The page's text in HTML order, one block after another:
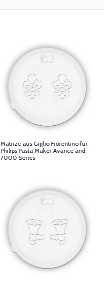
Matrize aus Giglio Fiorentino für
Philips Pasta Maker Avance and
7000 Series